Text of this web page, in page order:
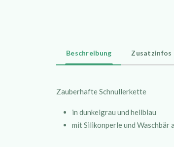
Beschreibung Zusatzinfos
Zauberhafte Schnullerkette
in dunkelgrau und hellblau
mit Silikonperle und Waschbär